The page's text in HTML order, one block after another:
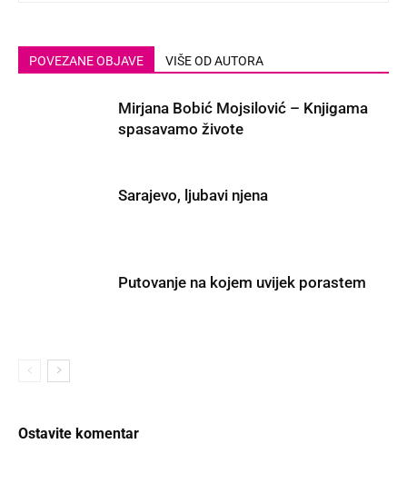
POVEZANE OBJAVE VIŠE OD AUTORA
Mirjana Bobić Mojsilović – Knjigama
spasavamo živote
Sarajevo, ljubavi njena
Putovanje na kojem uvijek porastem
Ostavite komentar